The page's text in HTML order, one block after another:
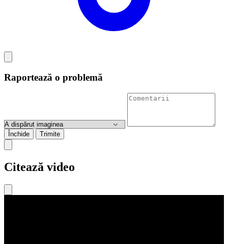
Raportează o problemă
Închide Trimite
Citează video